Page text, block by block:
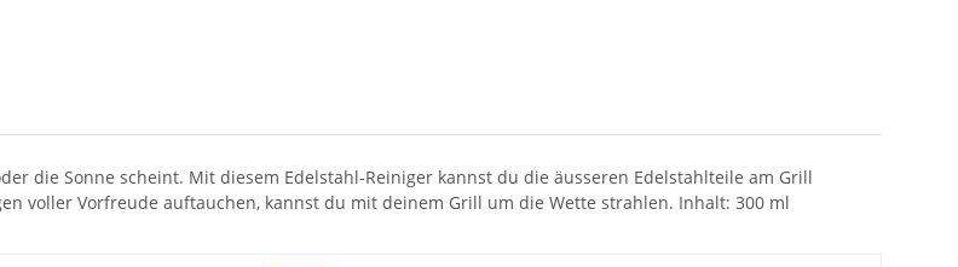
die Sonne scheint. Mit diesem Edelstahl-Reiniger kannst du die äusseren Edelstahlteile am Grill
voller Vorfreude auftauchen, kannst du mit deinem Grill um die Wette strahlen. Inhalt: 300 ml